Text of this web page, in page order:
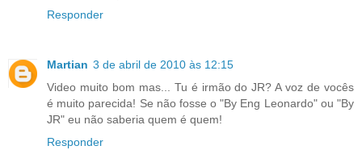
Responder
Martian 3 de abril de 2010 às 12:15
Video muito bom mas... Tu é irmão do JR? A voz de vocês
é muito parecida! Se não fosse o "By Eng Leonardo" ou "By
JR" eu não saberia quem é quem!
Responder